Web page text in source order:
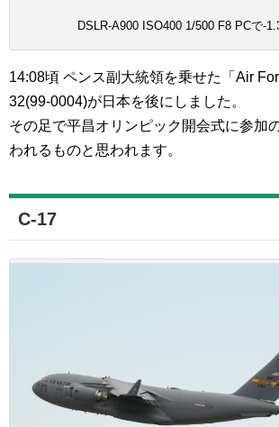
DSLR-A900 ISO400 1/500 F8 PCで-
14:08頃 ペンス副大統領を乗せた「Air
32(99-0004)が日本を後にしました。
その足で平昌オリンピック開会式に参加
われるものと思われます。
C-17